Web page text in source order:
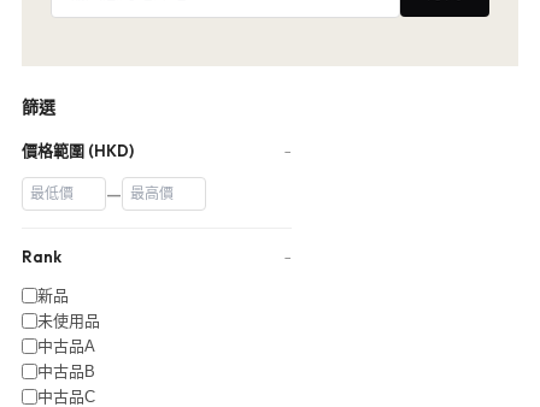
篩選
價格範圍 (HKD) −
—
Rank −
新品
未使用品
中古品A
中古品B
中古品C